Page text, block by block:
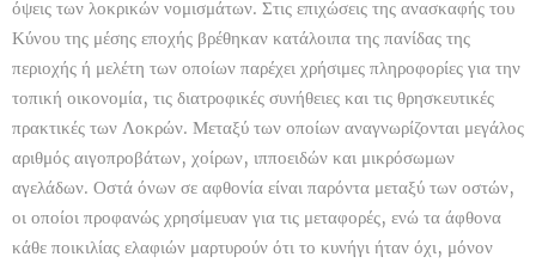
όψεις των λοκρικών νομισμάτων. Στις επιχώσεις της ανασκαφής του
Κύνου της μέσης εποχής βρέθηκαν κατάλοιπα της πανίδας της
περιοχής ή μελέτη των οποίων παρέχει χρήσιμες πληροφορίες για την
τοπική οικονομία, τις διατροφικές συνήθειες και τις θρησκευτικές
πρακτικές των Λοκρών. Μεταξύ των οποίων αναγνωρίζονται μεγάλος
αριθμός αιγοπροβάτων, χοίρων, ιπποειδών και μικρόσωμων
αγελάδων. Οστά όνων σε αφθονία είναι παρόντα μεταξύ των οστών,
οι οποίοι προφανώς χρησίμευαν για τις μεταφορές, ενώ τα άφθονα
κάθε ποικιλίας ελαφιών μαρτυρούν ότι το κυνήγι ήταν όχι, μόνον